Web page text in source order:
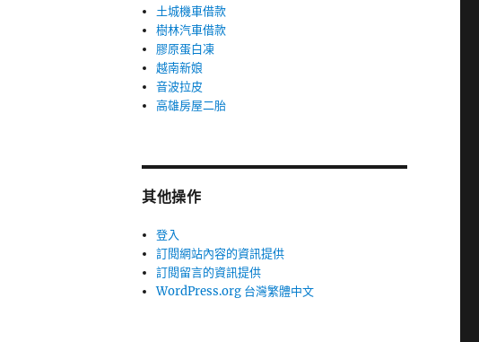
土城機車借款
樹林汽車借款
膠原蛋白凍
越南新娘
音波拉皮
高雄房屋二胎
其他操作
登入
訂閱網站內容的資訊提供
訂閱留言的資訊提供
WordPress.org 台灣繁體中文